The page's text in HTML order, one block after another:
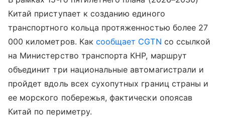
Китай приступает к созданию единого
транспортного кольца протяженностью более 27
000 километров. Как сообщает CGTN со ссылкой
на Министерство транспорта КНР, маршрут
объединит три национальные автомагистрали и
пройдет вдоль всех сухопутных границ страны и
ее морского побережья, фактически опоясав
Китай по периметру.